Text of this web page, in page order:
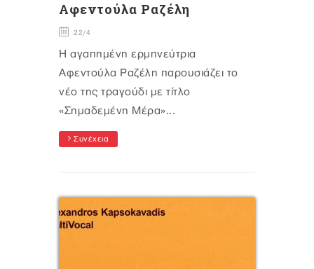
Αφεντούλα Ραζέλη
22/4
Η αγαπημένη ερμηνεύτρια
Αφεντούλα Ραζέλη παρουσιάζει το
νέο της τραγούδι με τίτλο
«Σημαδεμένη Μέρα»...
Συνέχεια